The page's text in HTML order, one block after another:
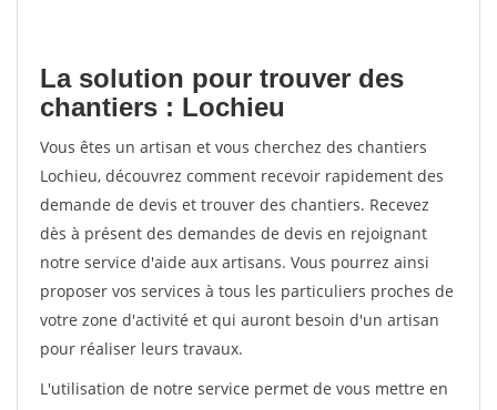
La solution pour trouver des
chantiers : Lochieu
Vous êtes un artisan et vous cherchez des chantiers
Lochieu, découvrez comment recevoir rapidement des
demande de devis et trouver des chantiers. Recevez
dès à présent des demandes de devis en rejoignant
notre service d'aide aux artisans. Vous pourrez ainsi
proposer vos services à tous les particuliers proches de
votre zone d'activité et qui auront besoin d'un artisan
pour réaliser leurs travaux.
L'utilisation de notre service permet de vous mettre en